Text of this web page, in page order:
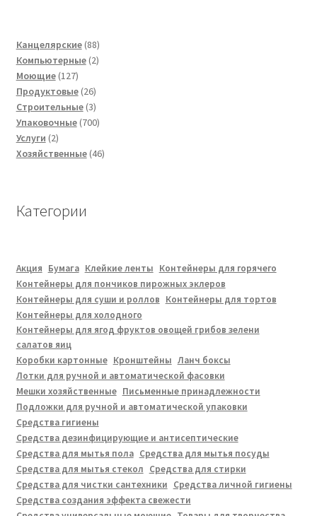
Канцелярские 8888
товаров
Компьютерные 22
Моющие 127127
товаров
Продуктовые 2626
товаров
Строительные 33
товара
Упаковочные 700700
Услуги 22
товара
Хозяйственные 4646
Категории
Акция Бумага Клейкие ленты Контейнеры для горячего
Контейнеры для пончиков пирожных эклеров
Контейнеры для суши и роллов Контейнеры для тортов
Контейнеры для холодного
Контейнеры для ягод фруктов овощей грибов зелени
салатов яиц
Коробки картонные Кронштейны Ланч боксы
Лотки для ручной и автоматической фасовки
Мешки хозяйственные Письменные принадлежности
Подложки для ручной и автоматической упаковки
Средства гигиены
Средства дезинфицирующие и антисептические
Средства для мытья пола Средства для мытья посуды
Средства для мытья стекол Средства для стирки
Средства для чистки сантехники Средства личной гигиены
Средства создания эффекта свежести